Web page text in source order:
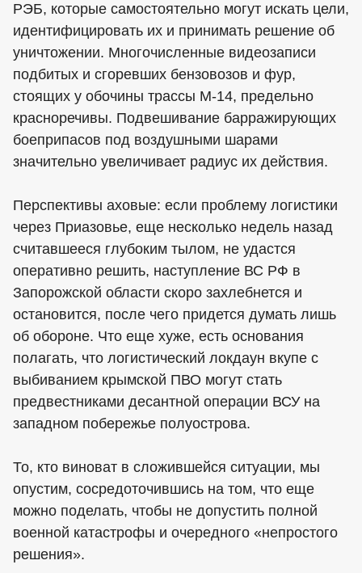
РЭБ, которые самостоятельно могут искать цели,
идентифицировать их и принимать решение об
уничтожении. Многочисленные видеозаписи
подбитых и сгоревших бензовозов и фур,
стоящих у обочины трассы М-14, предельно
красноречивы. Подвешивание барражирующих
боеприпасов под воздушными шарами
значительно увеличивает радиус их действия.
Перспективы аховые: если проблему логистики
через Приазовье, еще несколько недель назад
считавшееся глубоким тылом, не удастся
оперативно решить, наступление ВС РФ в
Запорожской области скоро захлебнется и
остановится, после чего придется думать лишь
об обороне. Что еще хуже, есть основания
полагать, что логистический локдаун вкупе с
выбиванием крымской ПВО могут стать
предвестниками десантной операции ВСУ на
западном побережье полуострова.
То, кто виноват в сложившейся ситуации, мы
опустим, сосредоточившись на том, что еще
можно поделать, чтобы не допустить полной
военной катастрофы и очередного «непростого
решения».